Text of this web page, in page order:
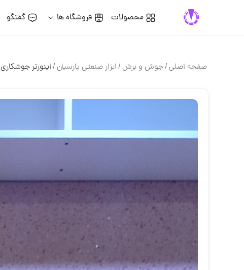
محصولات فروشگاه ها گفتگو
صفحه اصلی/جوش و برش/ابزار صنعتی پارسیان /اینورتر جوشکاری